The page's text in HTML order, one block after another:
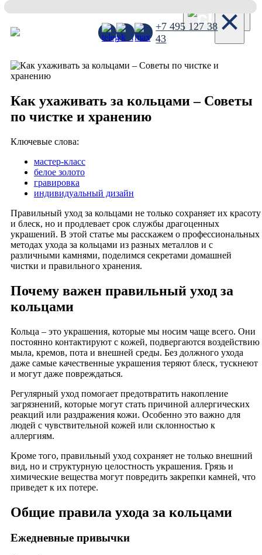
+7 495 127 38
43
Как ухаживать за кольцами – Советы
по чистке и хранению
Ключевые слова:
мастер-класс
белое золото
гравировка
индивидуальный дизайн
Правильный уход за кольцами не только сохраняет их красоту
и блеск, но и продлевает срок службы драгоценных
украшений. В этой статье мы расскажем о профессиональных
методах ухода за кольцами из разных металлов и с
различными камнями, поделимся секретами домашней
чистки и правильного хранения.
Почему важен правильный уход за
кольцами
Кольца – это украшения, которые мы носим чаще всего. Они
постоянно контактируют с кожей, подвергаются воздействию
мыла, кремов, пота и внешней среды. Без должного ухода
даже самые качественные украшения теряют блеск, тускнеют
и могут даже повреждаться.
Регулярный уход помогает предотвратить накопление
загрязнений, которые могут стать причиной аллергических
реакций или раздражения кожи. Особенно это важно для
людей с чувствительной кожей или склонностью к
аллергиям.
Кроме того, правильный уход сохраняет не только внешний
вид, но и структурную целостность украшения. Грязь и
химические вещества могут повредить закрепки камней, что
приведет к их потере.
Общие правила ухода за кольцами
Ежедневные привычки
×